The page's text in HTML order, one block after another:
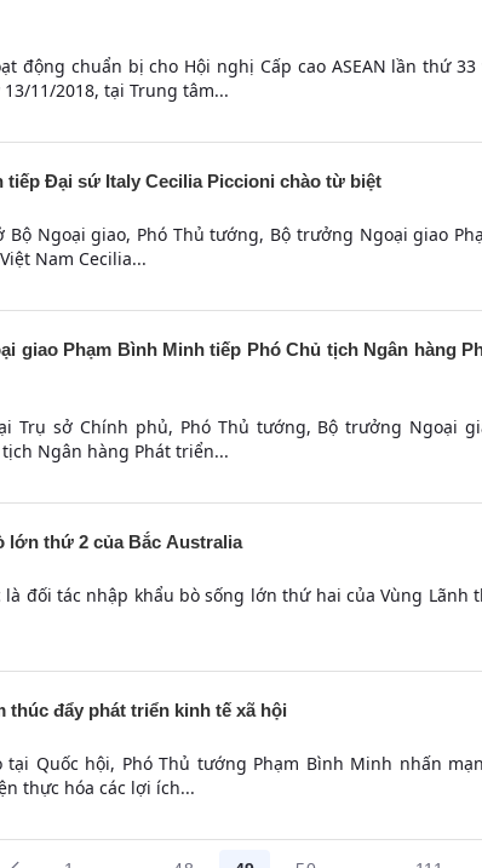
động chuẩn bị cho Hội nghị Cấp cao ASEAN lần thứ 33
11/2018, tại Trung tâm...
Đại sứ Italy Cecilia Piccioni chào từ biệt
Bộ Ngoại giao, Phó Thủ tướng, Bộ trưởng Ngoại giao
Nam Cecilia...
giao Phạm Bình Minh tiếp Phó Chủ tịch Ngân hàng
Trụ sở Chính phủ, Phó Thủ tướng, Bộ trưởng Ngoại
Ngân hàng Phát triển...
lớn thứ 2 của Bắc Australia
đối tác nhập khẩu bò sống lớn thứ hai của Vùng Lãnh
thúc đẩy phát triển kinh tế xã hội
tại Quốc hội, Phó Thủ tướng Phạm Bình Minh nhấn
thực hóa các lợi ích...